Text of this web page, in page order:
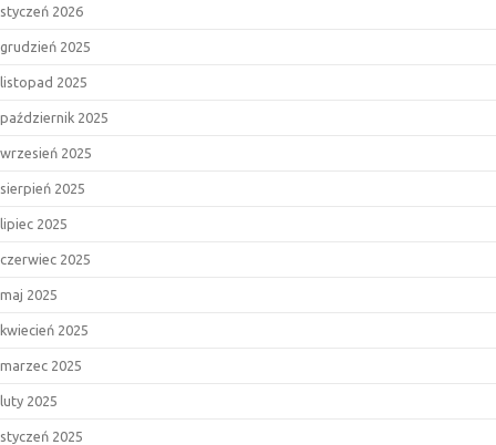
styczeń 2026
grudzień 2025
listopad 2025
październik 2025
wrzesień 2025
sierpień 2025
lipiec 2025
czerwiec 2025
maj 2025
kwiecień 2025
marzec 2025
luty 2025
styczeń 2025